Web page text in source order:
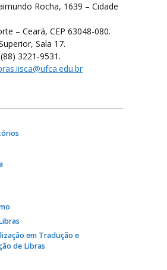
Rocha, 1639 – Cidade
– Ceará, CEP 63048-080.
Sala 17.
3221-9531.
em Tradução e
de Libras